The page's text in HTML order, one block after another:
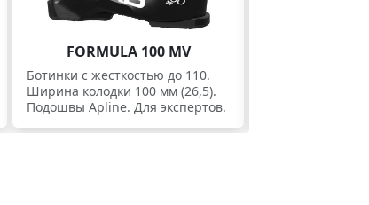
FORMULA 100 MV
Ботинки c жесткостью до 110.
Ширина колодки 100 мм (26,5).
Подошвы Apline. Для экспертов.